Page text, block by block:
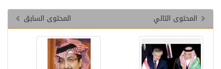
المحتوى السابق المحتوى التالي